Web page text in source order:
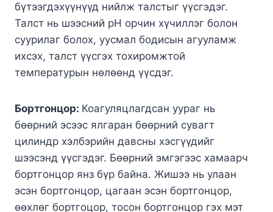
бүтээгдэхүүнүүд нийлж талстыг үүсгэдэг.
Талст нь шээсний pH орчин хүчиллэг болон
суурилаг болох, уусмал бодисын агууламж
ихсэх, талст үүсгэх тохиромжтой
температурын нөлөөнд үүсдэг.
Бортгонцор: Коагуляцлагдсан уураг нь
бөөрний эсээс ялгаран бөөрний сувагт
цилиндр хэлбэрийн давсны хэсгүүдийг
шээсэнд үүсгэдэг. Бөөрний эмгэгээс хамаарч
бортгонцор янз бүр байна. Жишээ нь улаан
эсэн бортгонцор, цагаан эсэн бортгонцор,
өөхлөг бортгоцор, тосон бортгонцор гэх мэт